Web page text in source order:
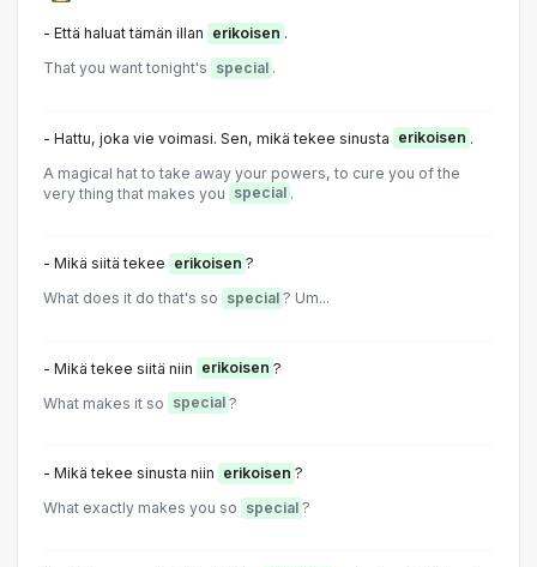
- Että haluat tämän illan erikoisen .
That you want tonight's special .
- Hattu, joka vie voimasi. Sen, mikä tekee sinusta erikoisen .
A magical hat to take away your powers, to cure you of the
very thing that makes you special .
- Mikä siitä tekee erikoisen ?
What does it do that's so special ? Um...
- Mikä tekee siitä niin erikoisen ?
What makes it so special ?
- Mikä tekee sinusta niin erikoisen ?
What exactly makes you so special ?